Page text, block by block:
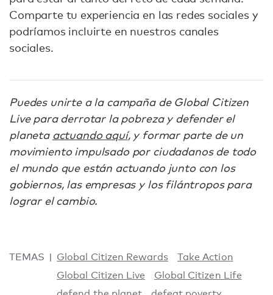
Comparte tu experiencia en las redes sociales y
podríamos incluirte en nuestros canales
sociales.
Puedes unirte a la campaña de Global Citizen
Live para derrotar la pobreza y defender el
planeta actuando aquí, y formar parte de un
movimiento impulsado por ciudadanos de todo
el mundo que están actuando junto con los
gobiernos, las empresas y los filántropos para
lograr el cambio.
TEMAS Global Citizen Rewards
Take Action
Global Citizen Live
Global Citizen Life